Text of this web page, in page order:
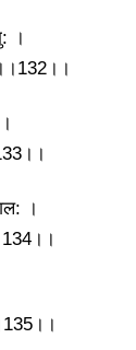
।
।।132।।
।